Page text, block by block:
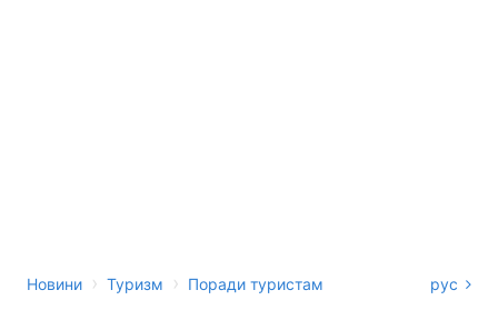
Новини › Туризм › Поради туристам рус